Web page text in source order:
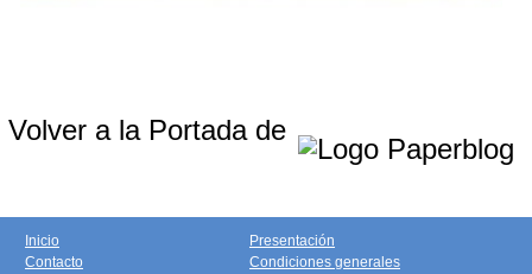
Volver a la Portada de
Inicio
Contacto
Presentación
Condiciones generales